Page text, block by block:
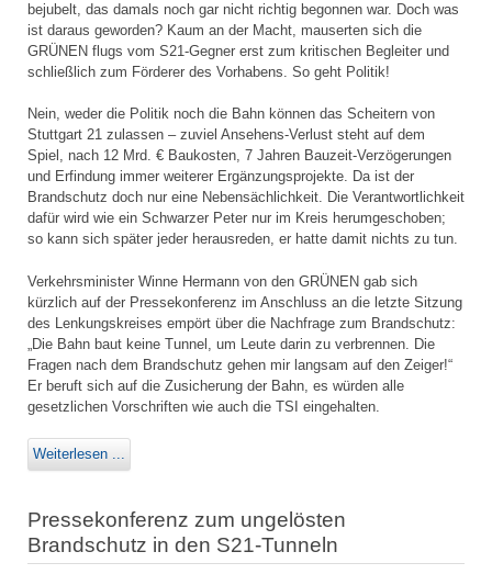
bejubelt, das damals noch gar nicht richtig begonnen war. Doch was
ist daraus geworden? Kaum an der Macht, mauserten sich die
GRÜNEN flugs vom S21-Gegner erst zum kritischen Begleiter und
schließlich zum Förderer des Vorhabens. So geht Politik!
Nein, weder die Politik noch die Bahn können das Scheitern von
Stuttgart 21 zulassen – zuviel Ansehens-Verlust steht auf dem
Spiel, nach 12 Mrd. € Baukosten, 7 Jahren Bauzeit-Verzögerungen
und Erfindung immer weiterer Ergänzungsprojekte. Da ist der
Brandschutz doch nur eine Nebensächlichkeit. Die Verantwortlichkeit
dafür wird wie ein Schwarzer Peter nur im Kreis herumgeschoben;
so kann sich später jeder herausreden, er hatte damit nichts zu tun.
Verkehrsminister Winne Hermann von den GRÜNEN gab sich
kürzlich auf der Pressekonferenz im Anschluss an die letzte Sitzung
des Lenkungskreises empört über die Nachfrage zum Brandschutz:
„Die Bahn baut keine Tunnel, um Leute darin zu verbrennen. Die
Fragen nach dem Brandschutz gehen mir langsam auf den Zeiger!“
Er beruft sich auf die Zusicherung der Bahn, es würden alle
gesetzlichen Vorschriften wie auch die TSI eingehalten.
Weiterlesen ...
Pressekonferenz zum ungelösten
Brandschutz in den S21-Tunneln